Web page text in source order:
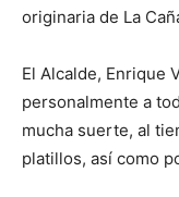
originaria de La
El Alcalde, Enrique
personalmente a
mucha suerte, al
platillos, así como